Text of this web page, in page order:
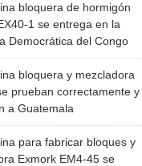
bloquera de hormigón
1 se entrega en la
Democrática del Congo
bloquera y mezcladora
prueban correctamente y
a Guatemala
para fabricar bloques y
Exmork EM4-45 se